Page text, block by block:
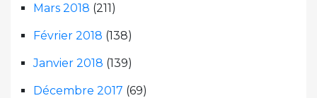
Mars 2018 (211)
Février 2018 (138)
Janvier 2018 (139)
Décembre 2017 (69)